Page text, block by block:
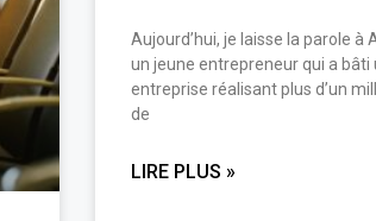
Aujourd’hui, je laisse la parole à
un jeune entrepreneur qui a bâti
entreprise réalisant plus d’un
de
LIRE PLUS »